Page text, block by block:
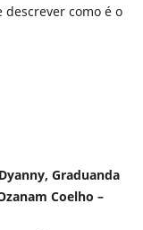
descrever como é o
Graduanda
Coelho –